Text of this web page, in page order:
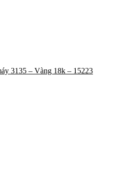
3135 – Vàng 18k – 15223